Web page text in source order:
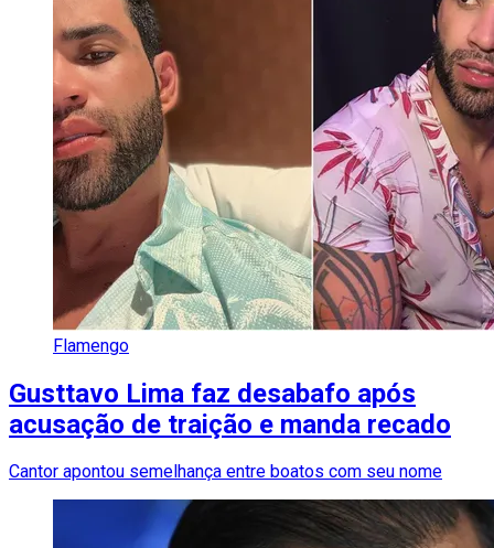
Flamengo
Gusttavo Lima faz desabafo após
acusação de traição e manda recado
Cantor apontou semelhança entre boatos com seu nome